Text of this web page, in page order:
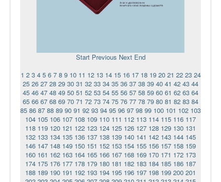
Start Previous Next End
1 2 3 4 5 6 7 8 9 10 11 12 13 14 15 16 17 18 19 20 21 22 23 24
25 26 27 28 29 30 31 32 33 34 35 36 37 38 39 40 41 42 43 44
45 46 47 48 49 50 51 52 53 54 55 56 57 58 59 60 61 62 63 64
65 66 67 68 69 70 71 72 73 74 75 76 77 78 79 80 81 82 83 84
85 86 87 88 89 90 91 92 93 94 95 96 97 98 99 100 101 102 103
104 105 106 107 108 109 110 111 112 113 114 115 116 117
118 119 120 121 122 123 124 125 126 127 128 129 130 131
132 133 134 135 136 137 138 139 140 141 142 143 144 145
146 147 148 149 150 151 152 153 154 155 156 157 158 159
160 161 162 163 164 165 166 167 168 169 170 171 172 173
174 175 176 177 178 179 180 181 182 183 184 185 186 187
188 189 190 191 192 193 194 195 196 197 198 199 200 201